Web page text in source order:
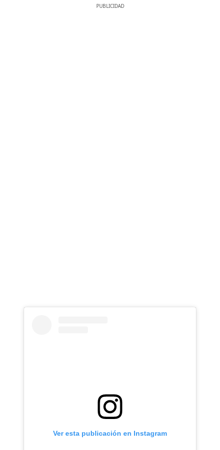
Ver esta publicación en Instagram